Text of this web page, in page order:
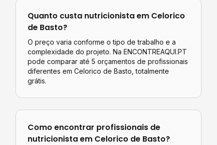
Quanto custa nutricionistaem Celorico
de Basto?
O preço varia conforme o tipo de trabalho e a
complexidade do projeto. Na ENCONTREAQUI.PT
pode comparar até 5 orçamentos de profissionais
diferentes em Celorico de Basto , totalmente
grátis.
Como encontrar profissionais de
nutricionistaem Celorico de Basto?